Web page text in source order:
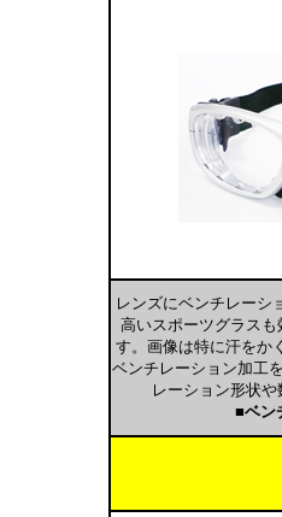
レンズにベンチレーシ
高いスポーツグラス
す。画像は特に汗をか
ベンチレーション加工
レーション形状
■ベン